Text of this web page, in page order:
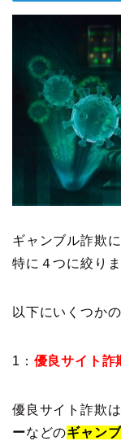
ギャンブル詐欺
特に４つに絞りま
以下にいくつか
1： 優良サイト詐
優良サイト詐欺は
ーなどのギャン